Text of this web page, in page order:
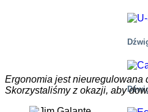
Ergonomia jest nieuregulowana
Skorzystaliśmy z okazji, aby